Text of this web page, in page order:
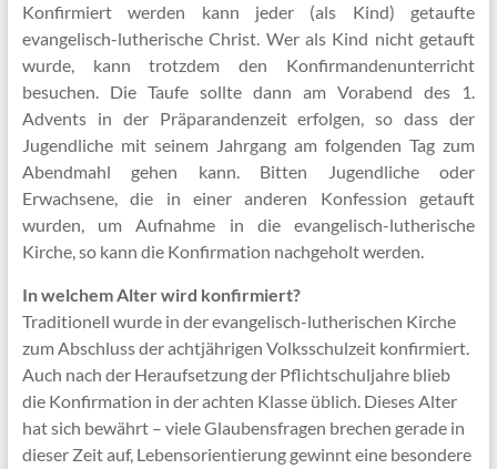
Konfirmiert werden kann jeder (als Kind) getaufte
evangelisch-lutherische Christ. Wer als Kind nicht getauft
wurde, kann trotzdem den Konfirmandenunterricht
besuchen. Die Taufe sollte dann am Vorabend des 1.
Advents in der Präparandenzeit erfolgen, so dass der
Jugendliche mit seinem Jahrgang am folgenden Tag zum
Abendmahl gehen kann. Bitten Jugendliche oder
Erwachsene, die in einer anderen Konfession getauft
wurden, um Aufnahme in die evangelisch-lutherische
Kirche, so kann die Konfirmation nachgeholt werden.
In welchem Alter wird konfirmiert?
Traditionell wurde in der evangelisch-lutherischen Kirche
zum Abschluss der achtjährigen Volksschulzeit konfirmiert.
Auch nach der Heraufsetzung der Pflichtschuljahre blieb
die Konfirmation in der achten Klasse üblich. Dieses Alter
hat sich bewährt – viele Glaubensfragen brechen gerade in
dieser Zeit auf, Lebensorientierung gewinnt eine besondere